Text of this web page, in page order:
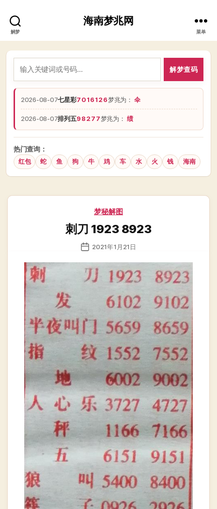
解梦
海南梦兆网
菜单
解梦查码
2026-08-07七星彩7016126梦兆为：伞
2026-08-07排列五98277梦兆为：绩
热门查询：
红包 蛇 鱼 狗 牛 鸡 车 水 火 钱 海南
分
梦秘解图
刺刀 1923 8923
发
日
期
2021年1月21日